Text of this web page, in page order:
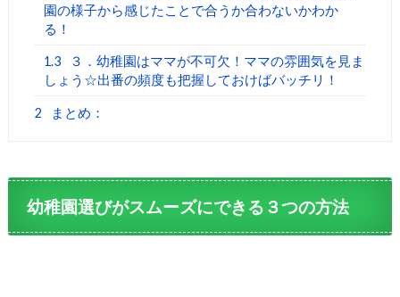
園の様子から感じたことで合うか合わないかわか
る！
1.3
３．幼稚園はママが不可欠！ママの雰囲気を見ま
しょう☆出番の頻度も把握しておけばバッチリ！
2 まとめ：
幼稚園選びがスムーズにできる３つの方法